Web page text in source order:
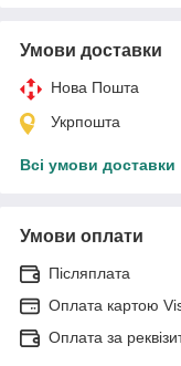
Умови доставки
Нова Пошта
Укрпошта
Всі умови доставки
Умови оплати
Післяплата
Оплата картою
Оплата за